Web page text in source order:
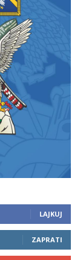
LAJKUJ
ZAPRATI